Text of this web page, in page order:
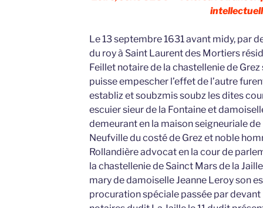
Le 13 septembre 1631 avant midy, par
du roy à Saint Laurent des Mortiers
Feillet notaire de la chastellenie de Grez
puisse empescher l’effet de l’autre
establiz et soubzmis soubz les dites
escuier sieur de la Fontaine et
demeurant en la maison seigneuriale
Neufville du costé de Grez et noble
Rollandière advocat en la cour de
la chastellenie de Sainct Mars de la
mary de damoiselle Jeanne Leroy son
procuration spéciale passée par devant